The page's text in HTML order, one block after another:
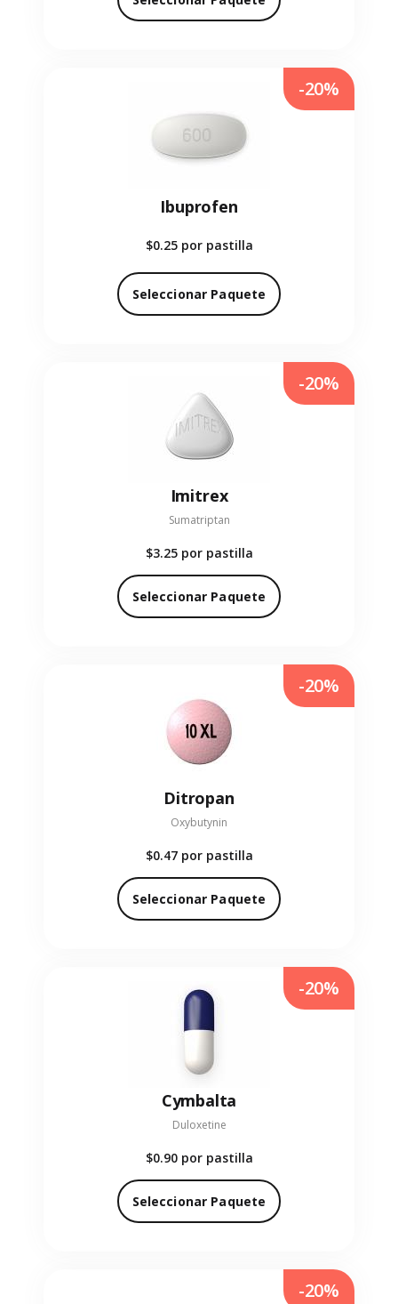
Ibuprofen
$0.25 por pastilla
Seleccionar Paquete
-20%
Imitrex
Sumatriptan
$3.25 por pastilla
Seleccionar Paquete
-20%
Ditropan
Oxybutynin
$0.47 por pastilla
Seleccionar Paquete
-20%
Cymbalta
Duloxetine
$0.90 por pastilla
Seleccionar Paquete
-20%
-20%